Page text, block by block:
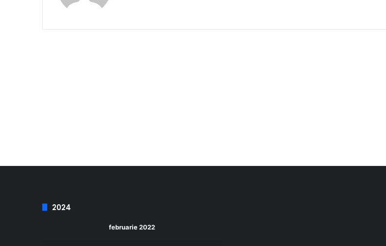
2024
februarie 2022